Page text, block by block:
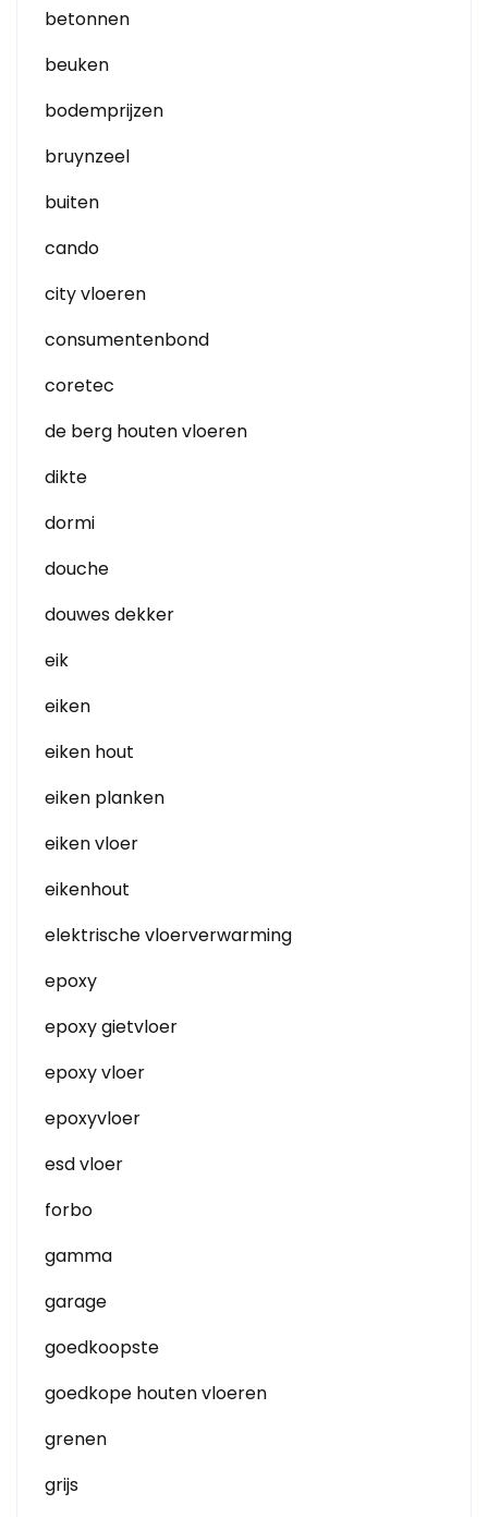
betonnen
beuken
bodemprijzen
bruynzeel
buiten
cando
city vloeren
consumentenbond
coretec
de berg houten vloeren
dikte
dormi
douche
douwes dekker
eik
eiken
eiken hout
eiken planken
eiken vloer
eikenhout
elektrische vloerverwarming
epoxy
epoxy gietvloer
epoxy vloer
epoxyvloer
esd vloer
forbo
gamma
garage
goedkoopste
goedkope houten vloeren
grenen
grijs